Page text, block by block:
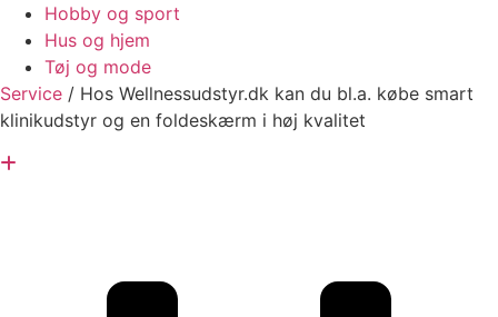
Hobby og sport
Hus og hjem
Tøj og mode
Service / Hos Wellnessudstyr.dk kan du bl.a. købe smart
klinikudstyr og en foldeskærm i høj kvalitet